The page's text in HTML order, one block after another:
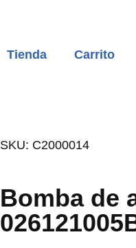
Tienda Carrito
SKU: C2000014
Bomba de